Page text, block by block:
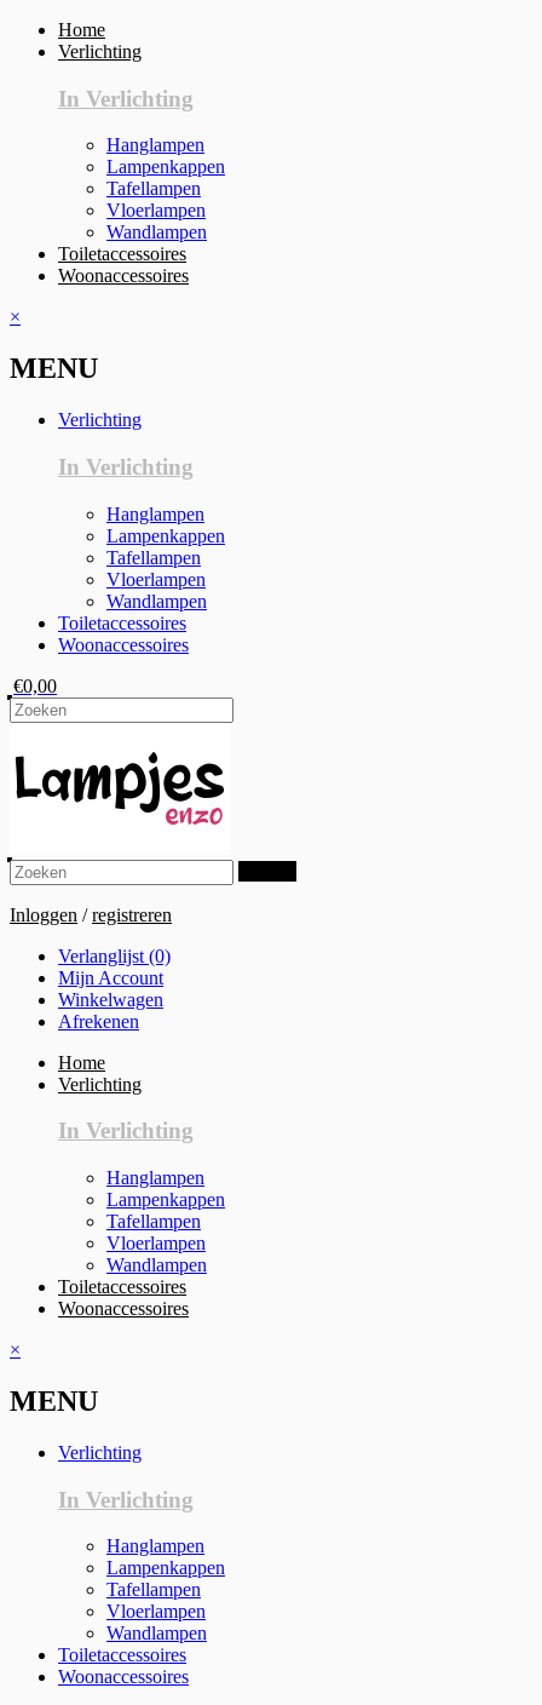
Home
Verlichting
In Verlichting
Hanglampen
Lampenkappen
Tafellampen
Vloerlampen
Wandlampen
Toiletaccessoires
Woonaccessoires
×
MENU
Verlichting
In Verlichting
Hanglampen
Lampenkappen
Tafellampen
Vloerlampen
Wandlampen
Toiletaccessoires
Woonaccessoires
€0,00
Inloggen /registreren
Verlanglijst (0)
Mijn Account
Winkelwagen
Afrekenen
Home
Verlichting
In Verlichting
Hanglampen
Lampenkappen
Tafellampen
Vloerlampen
Wandlampen
Toiletaccessoires
Woonaccessoires
×
MENU
Verlichting
In Verlichting
Hanglampen
Lampenkappen
Tafellampen
Vloerlampen
Wandlampen
Toiletaccessoires
Woonaccessoires